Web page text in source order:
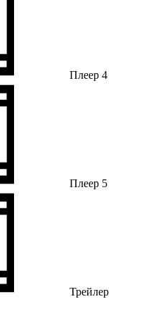
Плеер 4
Плеер 5
Трейлер